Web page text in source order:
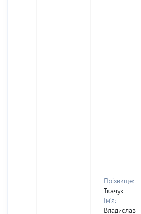
Прізвище:
Ткачук
Ім'я:
Владислав